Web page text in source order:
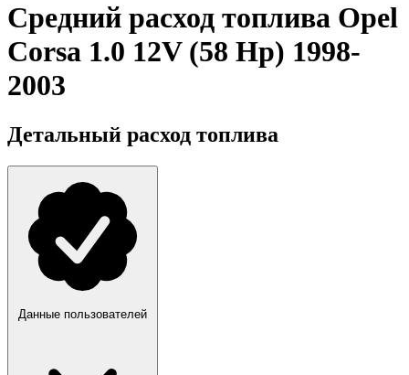
Средний расход топлива Opel
Corsa 1.0 12V (58 Hp) 1998-
2003
Детальный расход топлива
Данные пользователей